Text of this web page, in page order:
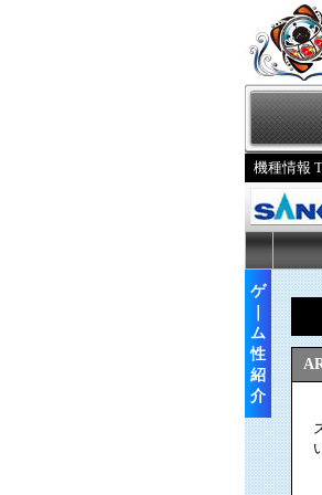
機種情報
ゲ
ム
性
紹
介